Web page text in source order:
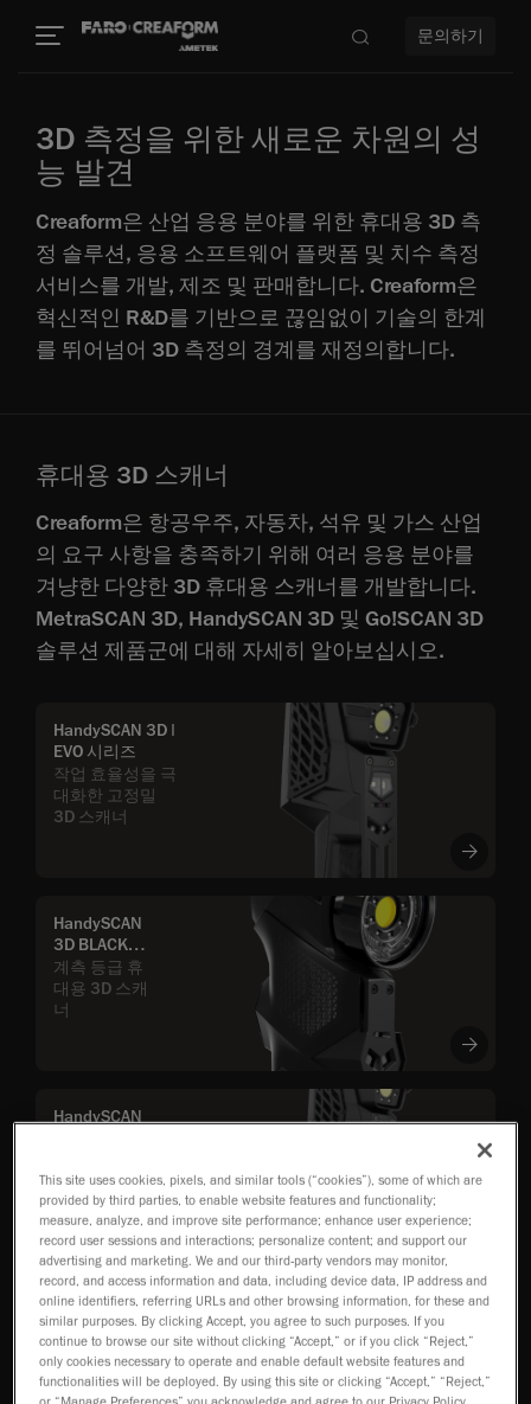
문의하기
3D 측정을 위한 새로운 차원의 성
능 발견
Creaform은 산업 응용 분야를 위한 휴대용 3D 측
정 솔루션, 응용 소프트웨어 플랫폼 및 치수 측정
서비스를 개발, 제조 및 판매합니다. Creaform은
혁신적인 R&D를 기반으로 끊임없이 기술의 한계
를 뛰어넘어 3D 측정의 경계를 재정의합니다.
휴대용 3D 스캐너
Creaform은 항공우주, 자동차, 석유 및 가스 산업
의 요구 사항을 충족하기 위해 여러 응용 분야를
겨냥한 다양한 3D 휴대용 스캐너를 개발합니다.
MetraSCAN 3D, HandySCAN 3D 및 Go!SCAN 3D
솔루션 제품군에 대해 자세히 알아보십시오.
HandySCAN 3D |
EVO 시리즈
작업 효율성을 극
대화한 고정밀
3D 스캐너
HandySCAN
3D BLACK
Series
계측 등급 휴
대용 3D 스캐
너
HandySCAN
최적화된 계측 등
급 3D 스캐너
HandySCAN 3D |
PRO 시리즈
신뢰성과 성능을
갖춘 전문가용
3D 스캐너
This site uses cookies, pixels, and similar tools (“cookies”), some of which are
provided by third parties, to enable website features and functionality;
measure, analyze, and improve site performance; enhance user experience;
record user sessions and interactions; personalize content; and support our
advertising and marketing. We and our third-party vendors may monitor,
record, and access information and data, including device data, IP address and
online identifiers, referring URLs and other browsing information, for these and
similar purposes. By clicking Accept, you agree to such purposes. If you
continue to browse our site without clicking “Accept,” or if you click “Reject,”
only cookies necessary to operate and enable default website features and
functionalities will be deployed. By using this site or clicking “Accept,” “Reject,”